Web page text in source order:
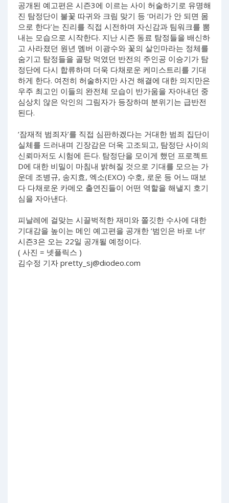
공개된 예고편은 시즌3에 이르는 사이 허술하기로 유명해
진 탐정단이 불꽃 따귀와 크림 맞기 등 ‘머리가 안 되면 몸
으로 한다’는 진리를 직접 시전하며 자신감과 팀워크를 뽐
내는 모습으로 시작한다. 지난 시즌 동료 탐정들을 배신하
고 사라졌던 원년 멤버 이광수와 꽃의 살인마라는 정체를
숨기고 탐정들을 골탕 먹였던 반전의 주인공 이승기가 탐
정단에 다시 합류하며 더욱 다채로운 케미스트리를 기대
하게 한다. 여전히 허술하지만 사건 해결에 대한 의지만은
우주 최고인 이들의 완전체 모습이 반가움을 자아내던 중
심상치 않은 악인의 그림자가 등장하며 분위기는 급반전
된다.
‘잠재적 범죄자’를 직접 심판하겠다는 거대한 범죄 집단이
실체를 드러내며 긴장감은 더욱 고조되고, 탐정단 사이의
신뢰마저도 시험에 든다. 탐정단을 모이게 했던 프로젝트
D에 대한 비밀이 마침내 밝혀질 것으로 기대를 모으는 가
운데 조병규, 송지효, 엑소(EXO) 수호, 로운 등 어느 때보
다 다채로운 카메오 출연진들이 어떤 역할을 해낼지 호기
심을 자아낸다.
피날레에 걸맞는 시끌벅적한 재미와 쫄깃한 수사에 대한
기대감을 높이는 메인 예고편을 공개한 ‘범인은 바로 너!’
시즌3은 오는 22일 공개될 예정이다.
( 사진 = 넷플릭스 )
김수정 기자 pretty_sj@diodeo.com